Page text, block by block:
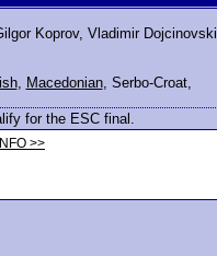
Koprov, Vladimir Dojcinovski
, Macedonian, Serbo-Croat,
for the ESC final.
>>